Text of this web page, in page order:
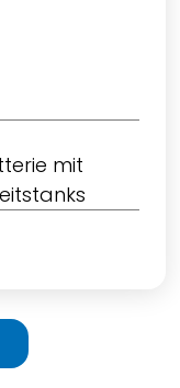
mit